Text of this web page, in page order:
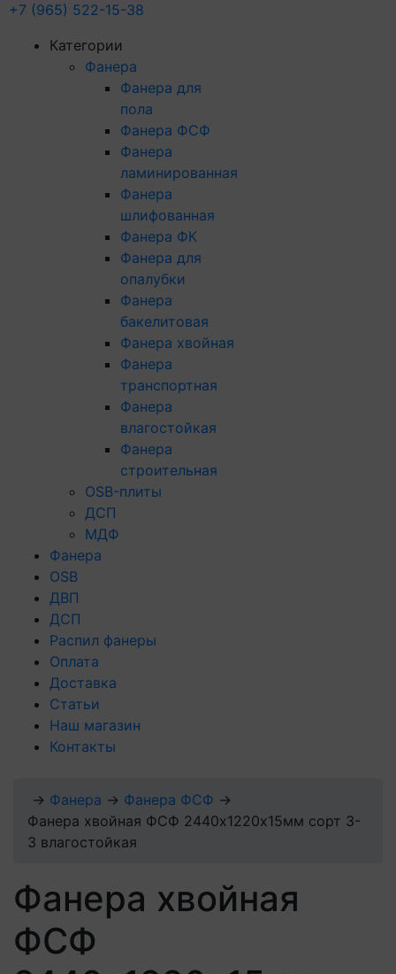
+7 (965) 522-15-38
Категории
Фанера
Фанера для
пола
Фанера ФСФ
Фанера
ламинированная
Фанера
шлифованная
Фанера ФК
Фанера для
опалубки
Фанера
бакелитовая
Фанера хвойная
Фанера
транспортная
Фанера
влагостойкая
Фанера
строительная
OSB-плиты
ДСП
МДФ
Фанера
OSB
ДВП
ДСП
Распил фанеры
Оплата
Доставка
Статьи
Наш магазин
Контакты
→ Фанера → Фанера ФСФ →
Фанера хвойная ФСФ 2440х1220х15мм сорт 3-
3 влагостойкая
Фанера хвойная
ФСФ